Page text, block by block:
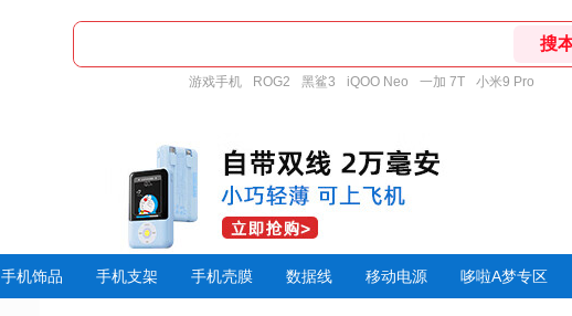
游戏手机 ROG2 黑鲨3 iQOO Neo 一加 7T 小米9 Pro
手机饰品 手机支架 手机壳膜 数据线 移动电源 哆啦A梦专区